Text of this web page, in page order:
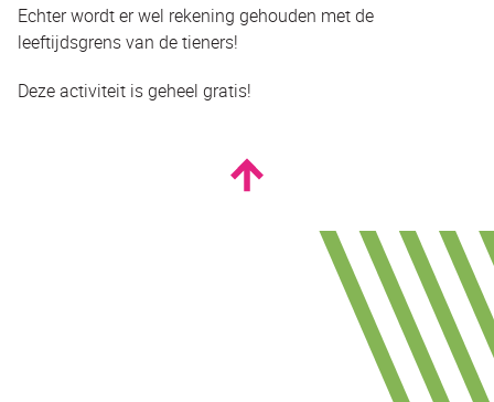
Echter wordt er wel rekening gehouden met de
leeftijdsgrens van de tieners!
Deze activiteit is geheel gratis!